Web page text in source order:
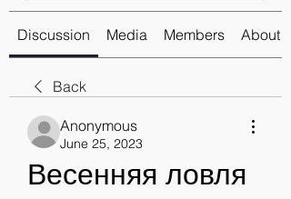
Discussion Media Members About
Back
Anonymous
June 25, 2023
Весенняя ловля